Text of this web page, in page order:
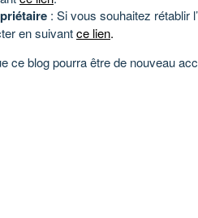
: Si vous souhaitez rétablir
en suivantce lien.
ce blog pourra être de nouveau